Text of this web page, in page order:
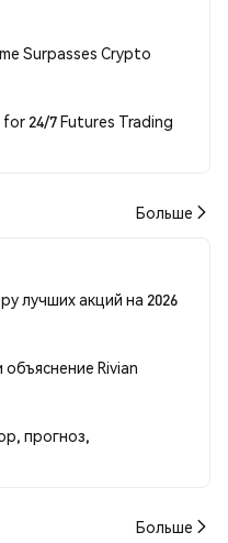
Surpasses Crypto
24/7 Futures Trading
Больше
лучших акций на 2026
объяснение Rivian
прогноз,
Больше